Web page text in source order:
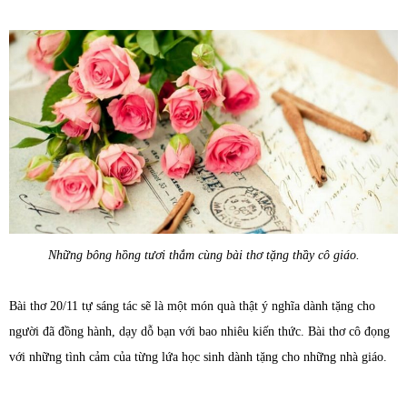
Những bông hồng tươi thắm cùng bài thơ tặng thầy cô giáo.
Bài thơ 20/11 tự sáng tác sẽ là một món quà thật ý nghĩa dành tặng cho
người đã đồng hành, dạy dỗ bạn với bao nhiêu kiến thức. Bài thơ cô đọng
với những tình cảm của từng lứa học sinh dành tặng cho những nhà giáo.